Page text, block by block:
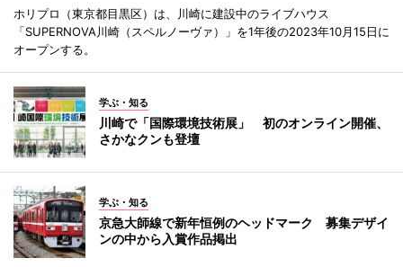
ホリプロ（東京都目黒区）は、川崎に建設中のライブハウス
「SUPERNOVA川崎（スペルノーヴァ）」を1年後の2023年10月15日に
オープンする。
学ぶ・知る
川崎で「国際環境技術展」 初のオンライン開催、
さかなクンも登壇
学ぶ・知る
京急大師線で新年恒例のヘッドマーク 募集デザイ
ンの中から入賞作品掲出